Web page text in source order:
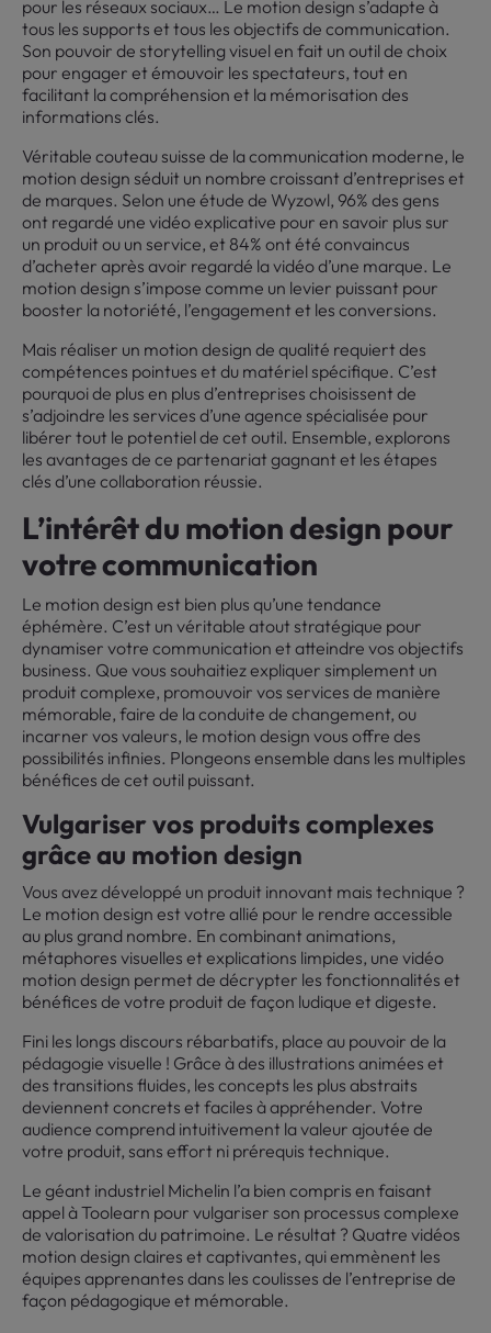
pour les réseaux sociaux… Le motion design s’adapte à
tous les supports et tous les objectifs de communication.
Son pouvoir de storytelling visuel en fait un outil de choix
pour engager et émouvoir les spectateurs, tout en
facilitant la compréhension et la mémorisation des
informations clés.
Véritable couteau suisse de la communication moderne, le
motion design séduit un nombre croissant d’entreprises et
de marques. Selon une étude de Wyzowl, 96% des gens
ont regardé une vidéo explicative pour en savoir plus sur
un produit ou un service, et 84% ont été convaincus
d’acheter après avoir regardé la vidéo d’une marque. Le
motion design s’impose comme un levier puissant pour
booster la notoriété, l’engagement et les conversions.
Mais réaliser un motion design de qualité requiert des
compétences pointues et du matériel spécifique. C’est
pourquoi de plus en plus d’entreprises choisissent de
s’adjoindre les services d’une agence spécialisée pour
libérer tout le potentiel de cet outil. Ensemble, explorons
les avantages de ce partenariat gagnant et les étapes
clés d’une collaboration réussie.
L’intérêt du motion design pour
votre communication
Le motion design est bien plus qu’une tendance
éphémère. C’est un véritable atout stratégique pour
dynamiser votre communication et atteindre vos objectifs
business. Que vous souhaitiez expliquer simplement un
produit complexe, promouvoir vos services de manière
mémorable, faire de la conduite de changement, ou
incarner vos valeurs, le motion design vous offre des
possibilités infinies. Plongeons ensemble dans les multiples
bénéfices de cet outil puissant.
Vulgariser vos produits complexes
grâce au motion design
Vous avez développé un produit innovant mais technique ?
Le motion design est votre allié pour le rendre accessible
au plus grand nombre. En combinant animations,
métaphores visuelles et explications limpides, une vidéo
motion design permet de décrypter les fonctionnalités et
bénéfices de votre produit de façon ludique et digeste.
Fini les longs discours rébarbatifs, place au pouvoir de la
pédagogie visuelle ! Grâce à des illustrations animées et
des transitions fluides, les concepts les plus abstraits
deviennent concrets et faciles à appréhender. Votre
audience comprend intuitivement la valeur ajoutée de
votre produit, sans effort ni prérequis technique.
Le géant industriel Michelin l’a bien compris en faisant
appel à Toolearn pour vulgariser son processus complexe
de valorisation du patrimoine. Le résultat ? Quatre vidéos
motion design claires et captivantes, qui emmènent les
équipes apprenantes dans les coulisses de l’entreprise de
façon pédagogique et mémorable.